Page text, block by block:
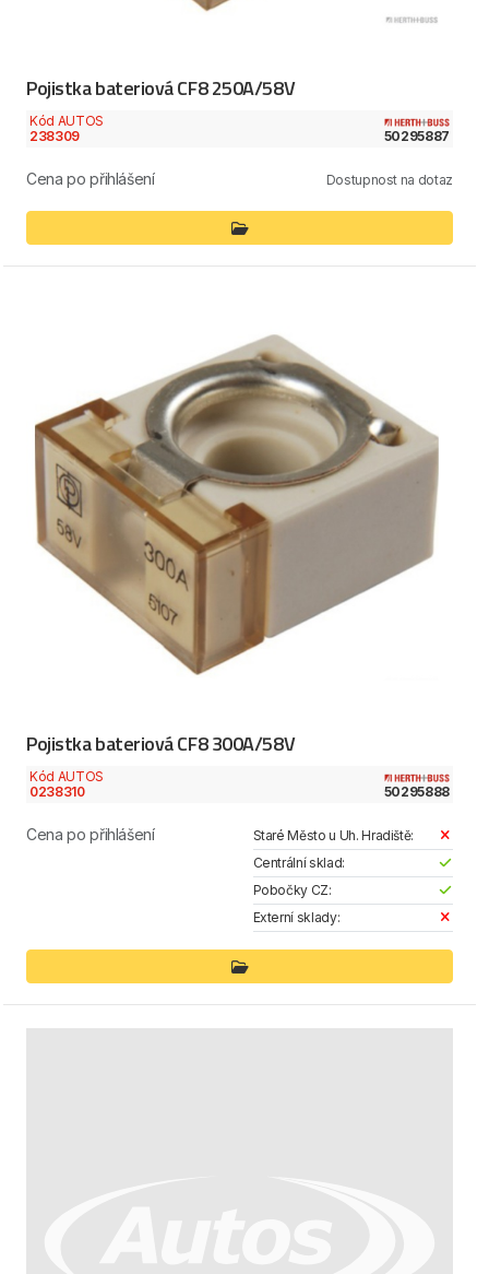
Pojistka bateriová CF8 250A/58V
Kód AUTOS
238309
50295887
Cena po přihlášení Dostupnost na dotaz
Pojistka bateriová CF8 300A/58V
Kód AUTOS
0238310
50295888
Cena po přihlášení
Staré Město u Uh. Hradiště:
Centrální sklad:
Pobočky CZ:
Externí sklady: